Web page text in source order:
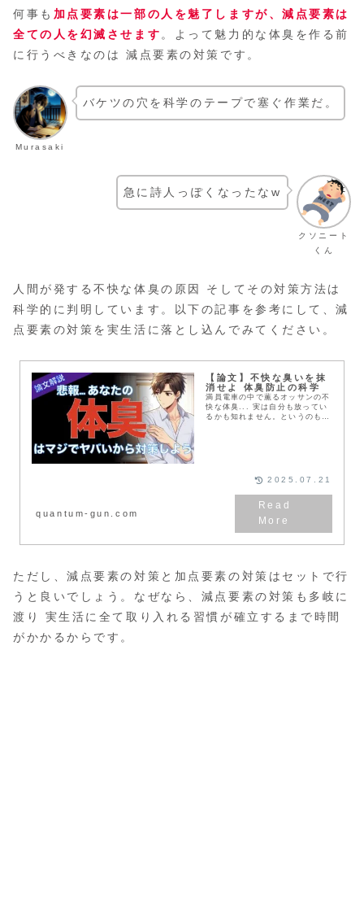
何事も 加点要素は一部の人を魅了しますが、減点要素は
全ての人を幻滅させます 。よって魅力的な体臭を作る前
に行うべきなのは 減点要素の対策です。
Murasaki
バケツの穴を科学のテープで塞ぐ作業だ。
クソニート
くん
急に詩人っぽくなったなw
人間が発する不快な体臭の原因 そしてその対策方法は
科学的に判明しています。以下の記事を参考にして、減
点要素の対策を実生活に落とし込んでみてください。
【論文】不快な臭いを抹
消せよ 体臭防止の科学
満員電車の中で薫るオッサンの不
快な体臭... 実は自分も放ってい
るかも知れません。というのも自
学的に解説したいと思います。
quantum-gun.com
2025.07.21
ただし、減点要素の対策と加点要素の対策はセットで行
うと良いでしょう。なぜなら、減点要素の対策も多岐に
渡り 実生活に全て取り入れる習慣が確立するまで時間
がかかるからです。